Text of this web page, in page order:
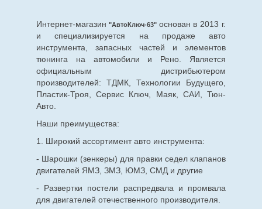
Интернет-магазин "АвтоКлюч-63" основан в 2013 г.
и специализируется на продаже авто
инструмента, запасных частей и элементов
тюнинга на автомобили и Рено. Является
официальным дистрибьютером
производителей: ТДМК, Технологии Будущего,
Пластик-Троя, Сервис Ключ, Маяк, САИ, Тюн-
Авто.
Наши преимущества:
1. Широкий ассортимент авто инструмента:
- Шарошки (зенкеры) для правки седел клапанов
двигателей ЯМЗ, ЗМЗ, ЮМЗ, СМД и другие
- Развертки постели распредвала и промвала
для двигателей отечественного производителя.